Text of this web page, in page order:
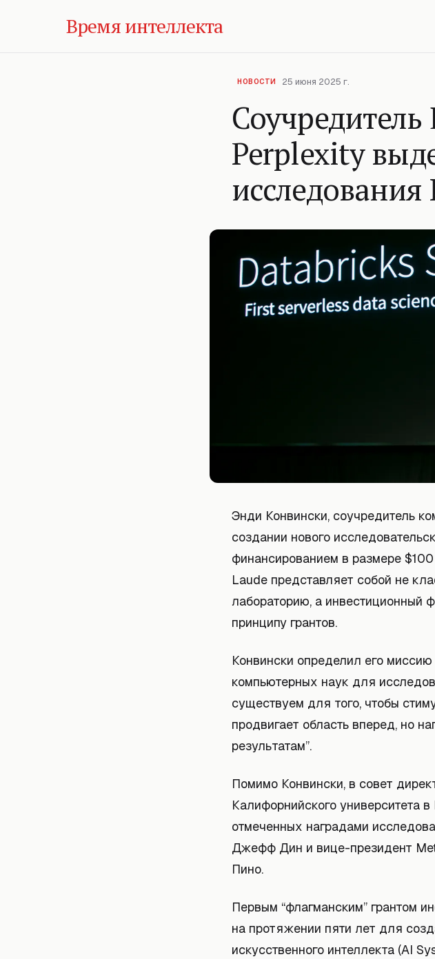
Время интеллекта
НОВОСТИ 25 июня 2025 г.
Perplexity
Энди Конвински, соучредитель
создании нового
финансированием в размере
Laude представляет собой не
лабораторию, а инвестиционный
принципу грантов.
Конвински определил его
компьютерных наук для
существуем для того, чтобы
продвигает область вперед, но
результатам”.
Помимо Конвински, в совет
Калифорнийского университета
отмеченных наградами
Джефф Дин и вице-президент
Пино.
Первым “флагманским” грантом
на протяжении пяти лет для
искусственного интеллекта (AI